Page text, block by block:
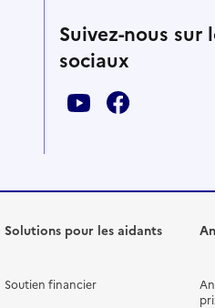
Suivez-nous sur
sociaux
Solutions pour les aidants
Soutien financier